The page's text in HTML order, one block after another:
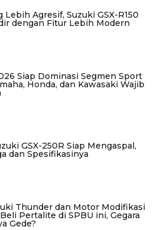
Lebih Agresif, Suzuki GSX-R150
dengan Fitur Lebih Modern
Siap Dominasi Segmen Sport
Honda, dan Kawasaki Wajib
GSX-250R Siap Mengaspal,
dan Spesifikasinya
Thunder dan Motor Modifikasi
Pertalite di SPBU ini, Gegara
Gede?